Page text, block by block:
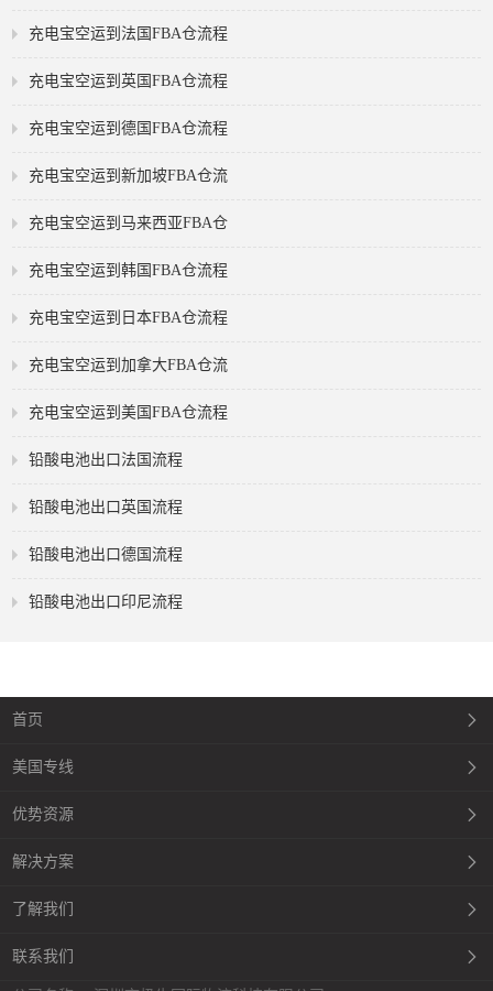
充电宝空运到法国FBA仓流程
充电宝空运到英国FBA仓流程
充电宝空运到德国FBA仓流程
充电宝空运到新加坡FBA仓流
充电宝空运到马来西亚FBA仓
充电宝空运到韩国FBA仓流程
充电宝空运到日本FBA仓流程
充电宝空运到加拿大FBA仓流
充电宝空运到美国FBA仓流程
铅酸电池出口法国流程
铅酸电池出口英国流程
铅酸电池出口德国流程
铅酸电池出口印尼流程
首页
美国专线
优势资源
解决方案
了解我们
联系我们